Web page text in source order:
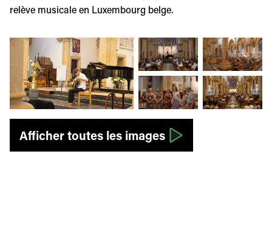
relève musicale en Luxembourg belge.
Afficher l'image en grand Afficher l'image en grand
Afficher l'image
Afficher l'image en grand
Afficher
Afficher toutes les images